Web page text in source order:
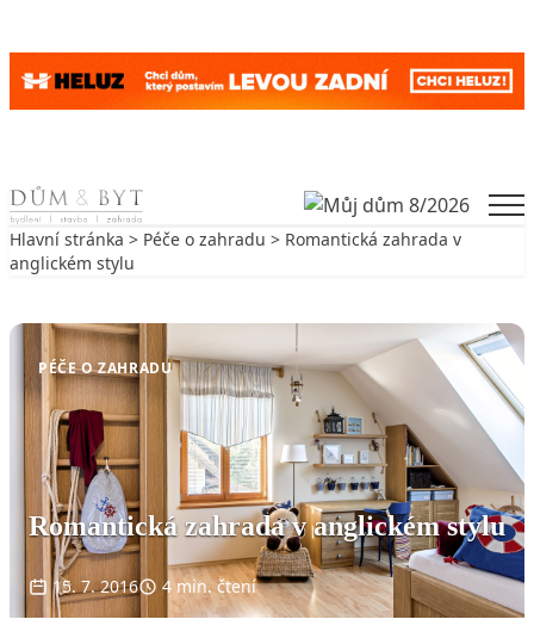
Skip to content
Hlavní stránka > Péče o zahradu > Romantická zahrada v
anglickém stylu
PÉČE O ZAHRADU
Romantická zahrada v anglickém stylu
15. 7. 2016 4 min. čtení